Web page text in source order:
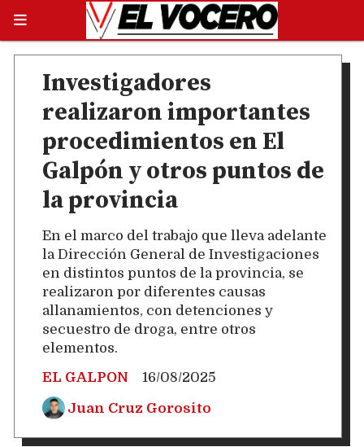
Investigadores
realizaron importantes
procedimientos en El
Galpón y otros puntos de
la provincia
En el marco del trabajo que lleva adelante
la Dirección General de Investigaciones
en distintos puntos de la provincia, se
realizaron por diferentes causas
allanamientos, con detenciones y
secuestro de droga, entre otros
elementos.
EL GALPON
16/08/2025
Juan Cruz Gorosito